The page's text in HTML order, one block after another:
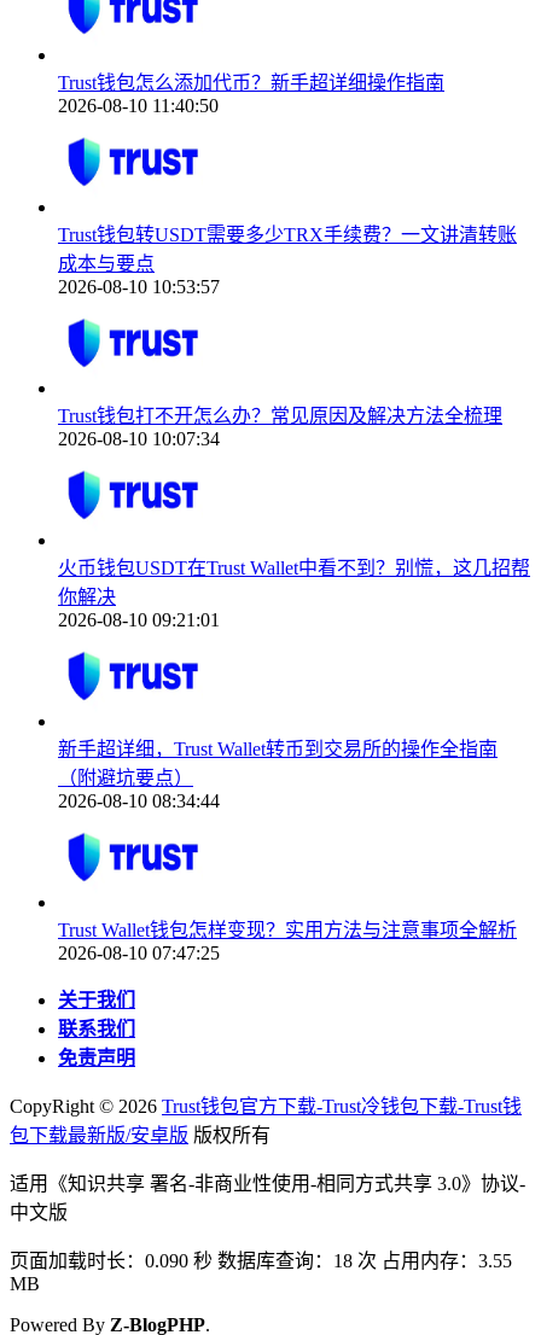
Trust钱包怎么添加代币？新手超详细操作指南
2026-08-10 11:40:50
Trust钱包转USDT需要多少TRX手续费？一文讲清转账
成本与要点
2026-08-10 10:53:57
Trust钱包打不开怎么办？常见原因及解决方法全梳理
2026-08-10 10:07:34
火币钱包USDT在Trust Wallet中看不到？别慌，这几招帮
你解决
2026-08-10 09:21:01
新手超详细，Trust Wallet转币到交易所的操作全指南
（附避坑要点）
2026-08-10 08:34:44
Trust Wallet钱包怎样变现？实用方法与注意事项全解析
2026-08-10 07:47:25
关于我们
联系我们
免责声明
CopyRight © 2026 Trust钱包官方下载-Trust冷钱包下载-Trust钱
包下载最新版/安卓版 版权所有
适用《知识共享 署名-非商业性使用-相同方式共享 3.0》协议-
中文版
页面加载时长：0.090 秒 数据库查询：18 次 占用内存：3.55
MB
Powered By Z-BlogPHP.